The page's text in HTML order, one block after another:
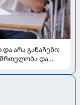
არა განაჩენი:
და